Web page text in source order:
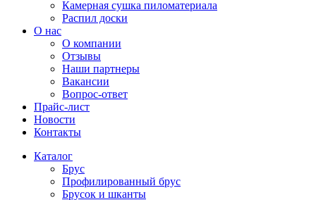
Камерная сушка пиломатериала
Распил доски
О нас
О компании
Отзывы
Наши партнеры
Вакансии
Вопрос-ответ
Прайс-лист
Новости
Контакты
Каталог
Брус
Профилированный брус
Брусок и шканты